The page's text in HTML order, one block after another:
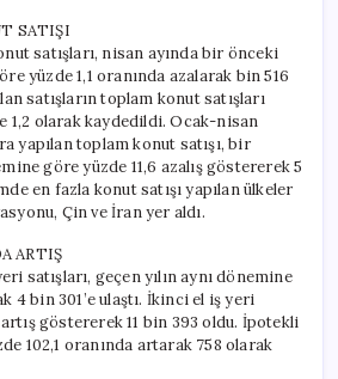
SATIŞI
satışları, nisan ayında bir önceki
yüzde 1,1 oranında azalarak bin 516
satışların toplam konut satışları
1,2 olarak kaydedildi. Ocak-nisan
yapılan toplam konut satışı, bir
göre yüzde 11,6 azalış göstererek 5
en fazla konut satışı yapılan ülkeler
Çin ve İran yer aldı.
ARTIŞ
satışları, geçen yılın aynı dönemine
4 bin 301’e ulaştı. İkinci el iş yeri
göstererek 11 bin 393 oldu. İpotekli
102,1 oranında artarak 758 olarak